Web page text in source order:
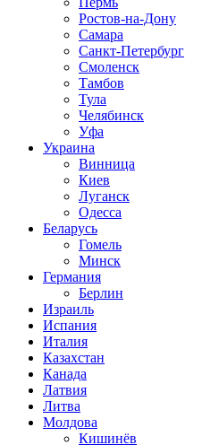
Ростов-на-Дону
Самара
Санкт-Петербург
Смоленск
Тамбов
Тула
Челябинск
Уфа
Украина
Винница
Киев
Луганск
Одесса
Беларусь
Гомель
Минск
Германия
Берлин
Израиль
Испания
Италия
Казахстан
Канада
Латвия
Литва
Молдова
Кишинёв